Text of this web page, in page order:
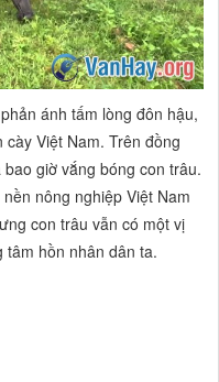
ánh tấm lòng đôn hậu,
Việt Nam. Trên đồng
giờ vắng bóng con trâu.
nông nghiệp Việt Nam
con trâu vẫn có một vị
hồn nhân dân ta.